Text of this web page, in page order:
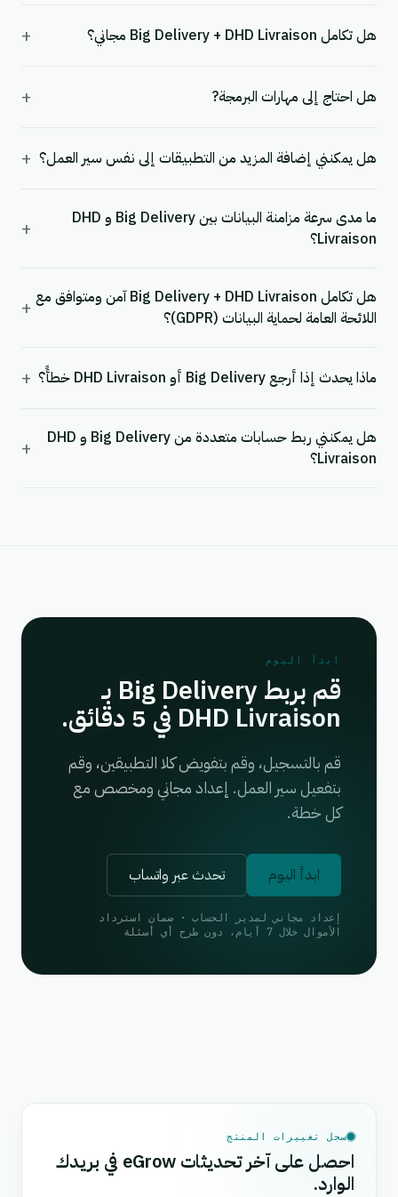
هل تكامل Big Delivery + DHD Livraison مجاني؟ +
هل احتاج إلى مهارات البرمجة? +
هل يمكنني إضافة المزيد من التطبيقات إلى نفس سير العمل؟ +
ما مدى سرعة مزامنة البيانات بين Big Delivery و DHD
Livraison؟
+
هل تكامل Big Delivery + DHD Livraison آمن ومتوافق مع
اللائحة العامة لحماية البيانات (GDPR)؟
+
ماذا يحدث إذا أرجع Big Delivery أو DHD Livraison خطأً؟ +
هل يمكنني ربط حسابات متعددة من Big Delivery و DHD
Livraison؟
+
ابدأ اليوم
قم بربط Big Delivery بـ
DHD Livraison في 5 دقائق.
قم بالتسجيل، وقم بتفويض كلا التطبيقين، وقم
بتفعيل سير العمل. إعداد مجاني ومخصص مع
كل خطة.
ابدأ اليوم تحدث عبر واتساب
إعداد مجاني لمدير الحساب · ضمان استرداد
الأموال خلال 7 أيام، دون طرح أي أسئلة
سجل تغييرات المنتج
احصل على آخر تحديثات eGrow في بريدك
الوارد.